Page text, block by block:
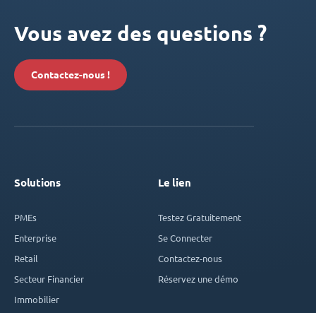
Vous avez des questions ?
Contactez-nous !
Solutions
PMEs
Enterprise
Retail
Secteur Financier
Immobilier
Le lien
Testez Gratuitement
Se Connecter
Contactez-nous
Réservez une démo